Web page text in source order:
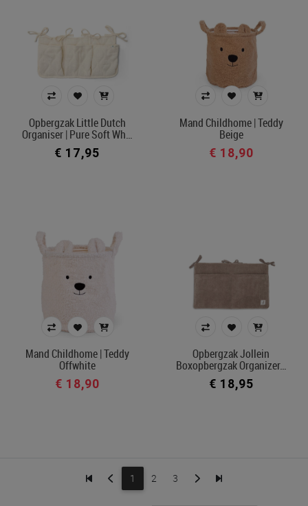
Opbergzak Little Dutch
Organiser | Pure Soft Wh…
€ 17,95
Mand Childhome | Teddy
Beige
€ 18,90
Mand Childhome | Teddy
Offwhite
€ 18,90
Opbergzak Jollein
Boxopbergzak Organizer…
€ 18,95
1 2 3